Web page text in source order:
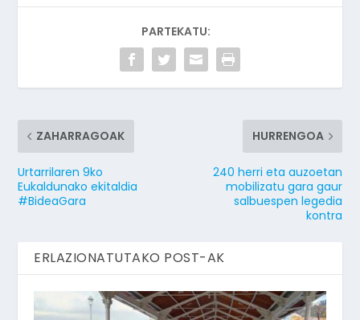
PARTEKATU:
ZAHARRAGOAK
Urtarrilaren 9ko
Eukaldunako ekitaldia
#BideaGara
HURRENGOA
240 herri eta auzoetan
mobilizatu gara gaur
salbuespen legedia
kontra
ERLAZIONATUTAKO POST-AK